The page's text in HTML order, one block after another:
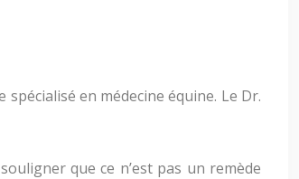
en médecine équine. Le Dr.
que ce n’est pas un remède